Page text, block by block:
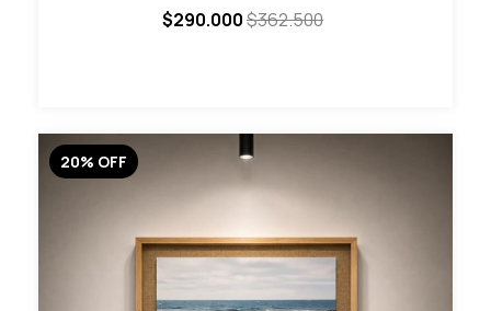
$290.000$362.500
20% OFF